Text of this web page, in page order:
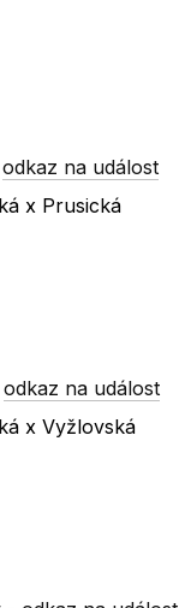
odkaz na událost
x Prusická
odkaz na událost
x Vyžlovská